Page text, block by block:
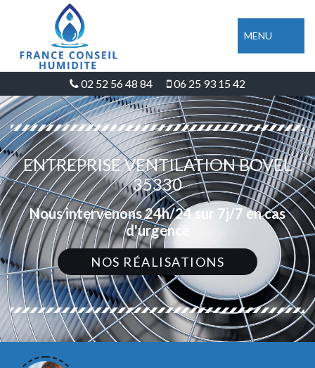
MENU
02 52 56 48 84 06 25 93 15 42
ENTREPRISE VENTILATION BOVEL
35330
Nous intervenons 24h/24 sur 7j/7 en cas
d'urgence
NOS RÉALISATIONS